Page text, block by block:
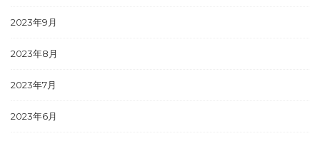
2023年9月
2023年8月
2023年7月
2023年6月